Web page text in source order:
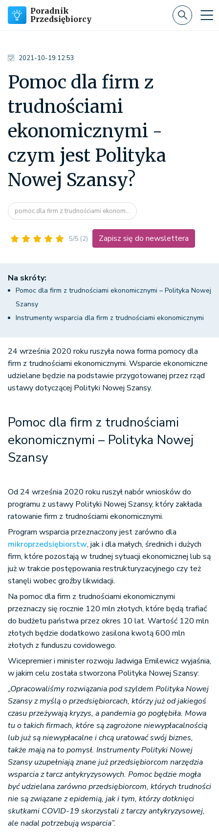
Poradnik
Przedsiębiorcy
2021-10-19 12:53
Pomoc dla firm z
trudnościami
ekonomicznymi -
czym jest Polityka
Nowej Szansy?
pomoc dla firm z trudnościami ekonom...
5/5 (2) Zapisz się do newslettera
Na skróty:
Pomoc dla firm z trudnościami ekonomicznymi – Polityka Nowej
Szansy
Instrumenty wsparcia dla firm z trudnościami ekonomicznymi
24 września 2020 roku ruszyła nowa forma pomocy dla
firm z trudnościami ekonomicznymi. Wsparcie ekonomiczne
udzielane będzie na podstawie przygotowanej przez rząd
ustawy dotyczącej Polityki Nowej Szansy.
Pomoc dla firm z trudnościami
ekonomicznymi – Polityka Nowej
Szansy
Od 24 września 2020 roku ruszył nabór wniosków do
programu z ustawy Polityki Nowej Szansy, który zakłada
ratowanie firm z trudnościami ekonomicznymi.
Program wsparcia przeznaczony jest zarówno dla
mikroprzedsiębiorstw, jak i dla małych, średnich i dużych
firm, które pozostają w trudnej sytuacji ekonomicznej lub są
już w trakcie postępowania restrukturyzacyjnego czy też
stanęli wobec groźby likwidacji.
Na pomoc dla firm z trudnościami ekonomicznymi
przeznaczy się rocznie 120 mln złotych, które będą trafiać
do budżetu państwa przez okres 10 lat. Wartość 120 mln
złotych będzie dodatkowo zasilona kwotą 600 mln
złotych z funduszu covidowego.
Wicepremier i minister rozwoju Jadwiga Emilewicz wyjaśnia,
w jakim celu została stworzona Polityka Nowej Szansy:
„Opracowaliśmy rozwiązania pod szyldem Polityka Nowej
Szansy z myślą o przedsiębiorcach, którzy już od jakiegoś
czasu przeżywają kryzys, a pandemia go pogłębiła. Mowa
tu o takich firmach, które są zagrożone niewypłacalnością
lub już są niewypłacalne i chcą uratować swój biznes,
także mają na to pomysł. Instrumenty Polityki Nowej
Szansy uzupełniają znane już przedsiębiorcom narzędzia
wsparcia z tarcz antykryzysowych. Pomoc będzie mogła
być udzielana zarówno przedsiębiorcom, których trudności
nie są związane z epidemią, jak i tym, którzy dotknięci
skutkami COVID-19 skorzystali z tarczy antykryzysowej,
ale nadal potrzebują wsparcia”.